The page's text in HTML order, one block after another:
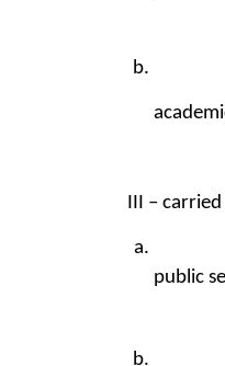
III –
public